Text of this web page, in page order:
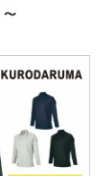
〜